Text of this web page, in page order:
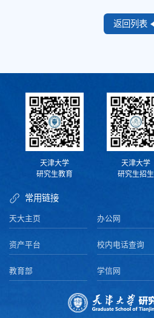
返回列表
天津大学
研究生教育
天津大学
研究生招生
常用链接
天大主页 办公网
资产平台 校内电话查询
教育部 学信网